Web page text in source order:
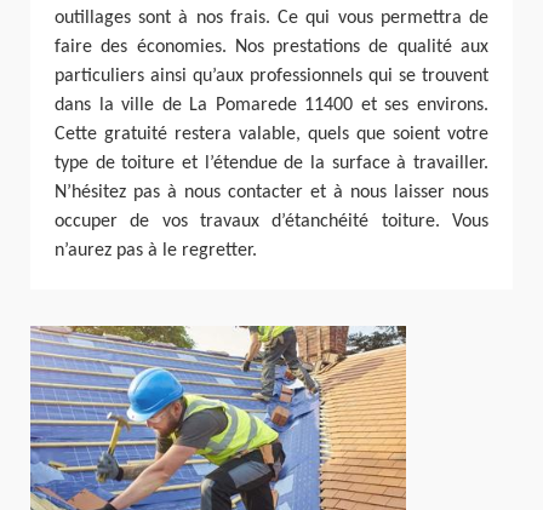
outillages sont à nos frais. Ce qui vous permettra de
faire des économies. Nos prestations de qualité aux
particuliers ainsi qu’aux professionnels qui se trouvent
dans la ville de La Pomarede 11400 et ses environs.
Cette gratuité restera valable, quels que soient votre
type de toiture et l’étendue de la surface à travailler.
N’hésitez pas à nous contacter et à nous laisser nous
occuper de vos travaux d’étanchéité toiture. Vous
n’aurez pas à le regretter.